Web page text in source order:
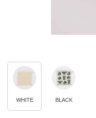
WHITE BLACK